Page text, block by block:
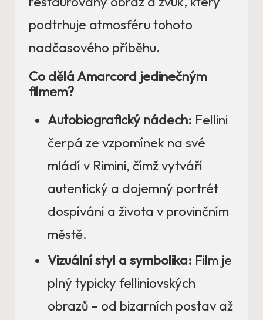
podtrhuje atmosféru tohoto
nadčasového příběhu.
Co dělá Amarcord jedinečným
filmem?
Autobiografický nádech: Fellini
čerpá ze vzpomínek na své
mládí v Rimini, čímž vytváří
autentický a dojemný portrét
dospívání a života v provinčním
městě.
Vizuální styl a symbolika: Film je
plný typicky felliniovských
obrazů – od bizarních postav až